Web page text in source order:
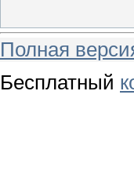
Полная
Бесплатный